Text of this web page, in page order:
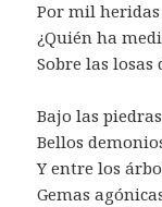
Por mil heridas
¿Quién ha
Sobre las losas
Bajo las
Bellos
Y entre los
Gemas